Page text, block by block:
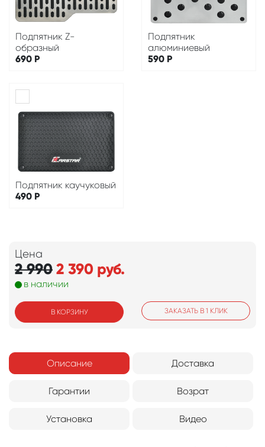
Подпятник Z-
образный
690 Р
Подпятник
алюминиевый
590 Р
Подпятник каучуковый
490 Р
Цена
2 9902 390 руб.
в наличии
В КОРЗИНУ ЗАКАЗАТЬ В 1 КЛИК
Описание Доставка
Гарантии Возрат
Установка Видео